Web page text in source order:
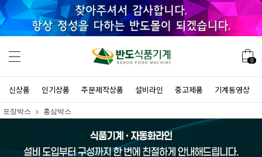
0
신상품 인기상품 주문제작상품 설비라인 중고제품 기계동영상
포장박스 홍삼박스